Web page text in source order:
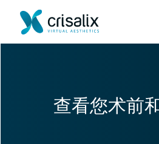
查看您术前